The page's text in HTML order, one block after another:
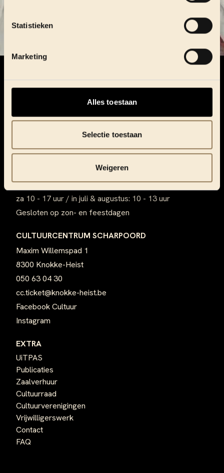
Statistieken
Marketing
Alles toestaan
Selectie toestaan
Weigeren
Footer
OPENINGSUREN ONTHAAL
ma - vr 8.30 - 17 uur
za 10 - 17 uur / in juli & augustus: 10 - 13 uur
Gesloten op zon- en feestdagen
CULTUURCENTRUM SCHARPOORD
Maxim Willemspad 1
8300 Knokke-Heist
050 63 04 30
cc.ticket@knokke-heist.be
Facebook Cultuur
Instagram
EXTRA
UiTPAS
Publicaties
Zaalverhuur
Cultuurraad
Cultuurverenigingen
Vrijwilligerswerk
Contact
FAQ